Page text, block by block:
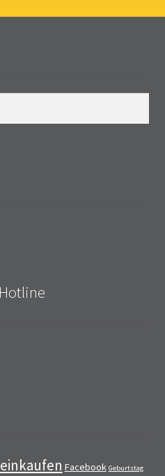
einkaufen Facebook Geburtstag